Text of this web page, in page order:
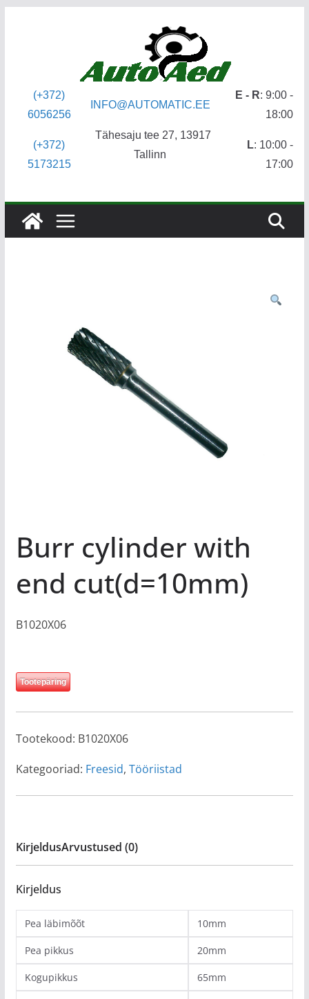
(+372)
6056256
(+372)
5173215
INFO@AUTOMATIC.EE
Tähesaju tee 27, 13917
Tallinn
E - R: 9:00 -
18:00
L: 10:00 -
17:00
Burr cylinder with
end cut(d=10mm)
B1020X06
Tootepäring
Tootekood: B1020X06
Kategooriad: Freesid, Tööriistad
KirjeldusArvustused (0)
Kirjeldus
Pea läbimõõt 10mm
Pea pikkus 20mm
Kogupikkus 65mm